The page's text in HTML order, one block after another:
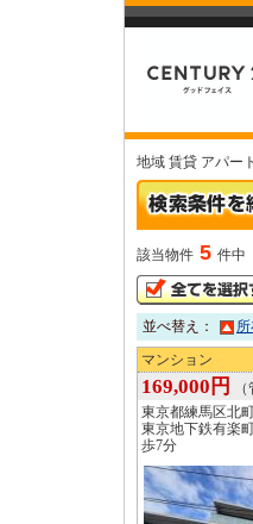
地域 賃貸 アパー
該当物件 5 件中
並べ替え：
マンション
169,000円
東京都練馬区北
東京地下鉄有楽
歩7分